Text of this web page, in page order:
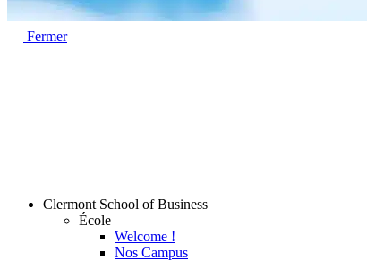
Fermer
Clermont School of Business
École
Welcome !
Nos Campus